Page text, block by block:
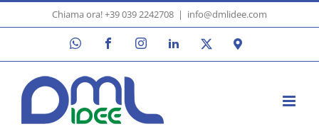
to
Chiama ora! +39 039 2242708 | info@dmlidee.com
WhatsAppFacebookInstagramLinkedIn
Google